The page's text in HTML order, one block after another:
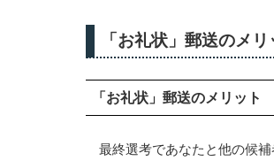
「お礼状」郵送のメ
「お礼状」郵送のメリット
最終選考であなたと他の候補